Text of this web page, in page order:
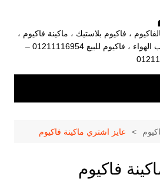
، فاكيوم بلاستيك ، ماكينة فاكيوم ،
ماكينة فاكيوم تغليف وسحب الهواء ، فاكيوم للبيع 01211116954 –
عايز اشتري ماكينة فاكيوم
فاكيوم